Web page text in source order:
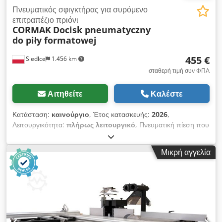
Siedlce 1.456 km
Πνευματικός σφιγκτήρας για συρόμενο
επιτραπέζιο πριόνι
CORMAK Docisk pneumatyczny
do piły formatowej
455 €
σταθερή τιμή συν ΦΠΑ
Αιτηθείτε Καλέστε
Κατάσταση: καινούργιο, Έτος κατασκευής: 2026,
Λειτουργικότητα: πλήρως λειτουργικό, Πνευματική πίεση που
εξασφαλίζει ακριβή πρόσφυση του κομμένου υλικού στο
τραπέζι του πριονιού. Αυτό αυξάνει την ακρίβεια και την
ποιότητα της κοπής, γεγονός που επιταχύνει και διευκολύνει
την κοπή σανίδων. Ο σφιγκτήρας είναι πολύ εύκολος στη
συναρμολόγηση και στη χρήση. Εφαρμογή πνευματικού
σφιγκτήρα ξυλουργικής για συρόμενο επιτραπέζιο πριόνι Η
έλλειψη κατάλληλης πίεσης της σανίδας στο τραπέζι πάνω στο
οποίο λειτουργεί το πριόνι κοπής σανίδων είναι ένα πρόβλημα
που φέρνει μαζί της μια σειρά από πιθανές συνέπειες που
Μικρή αγγελία